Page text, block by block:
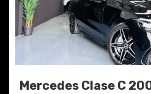
Mercedes Clase C